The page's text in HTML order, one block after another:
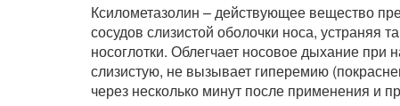
Ксилометазолин – действующее вещество
сосудов слизистой оболочки носа, устраняя
носоглотки. Облегчает носовое дыхание
слизистую, не вызывает гиперемию
через несколько минут после применения и